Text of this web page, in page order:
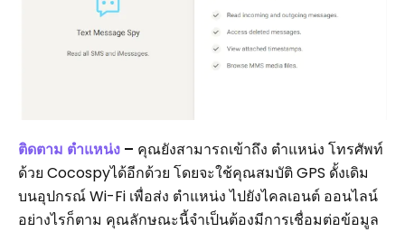
ติดตาม ตำแหน่ง – คุณยังสามารถเข้าถึง ตำแหน่ง โทรศัพท์
ด้วย Cocospyได้อีกด้วย โดยจะใช้คุณสมบัติ GPS ดั้งเดิม
บนอุปกรณ์ Wi-Fi เพื่อส่ง ตำแหน่ง ไปยังไคลเอนต์ ออนไลน์
อย่างไรก็ตาม คุณลักษณะนี้จำเป็นต้องมีการเชื่อมต่อข้อมูล